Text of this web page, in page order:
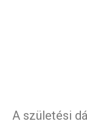
A születési